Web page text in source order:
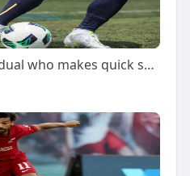
if occur to be the individual who makes quick sprints